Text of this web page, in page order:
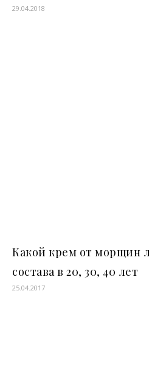
29.04.2018
Какой крем от морщин
состава в 20, 30, 40 лет
25.04.2017